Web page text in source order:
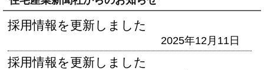
採用情報を更新しました
2025年12月11日
採用情報を更新しました